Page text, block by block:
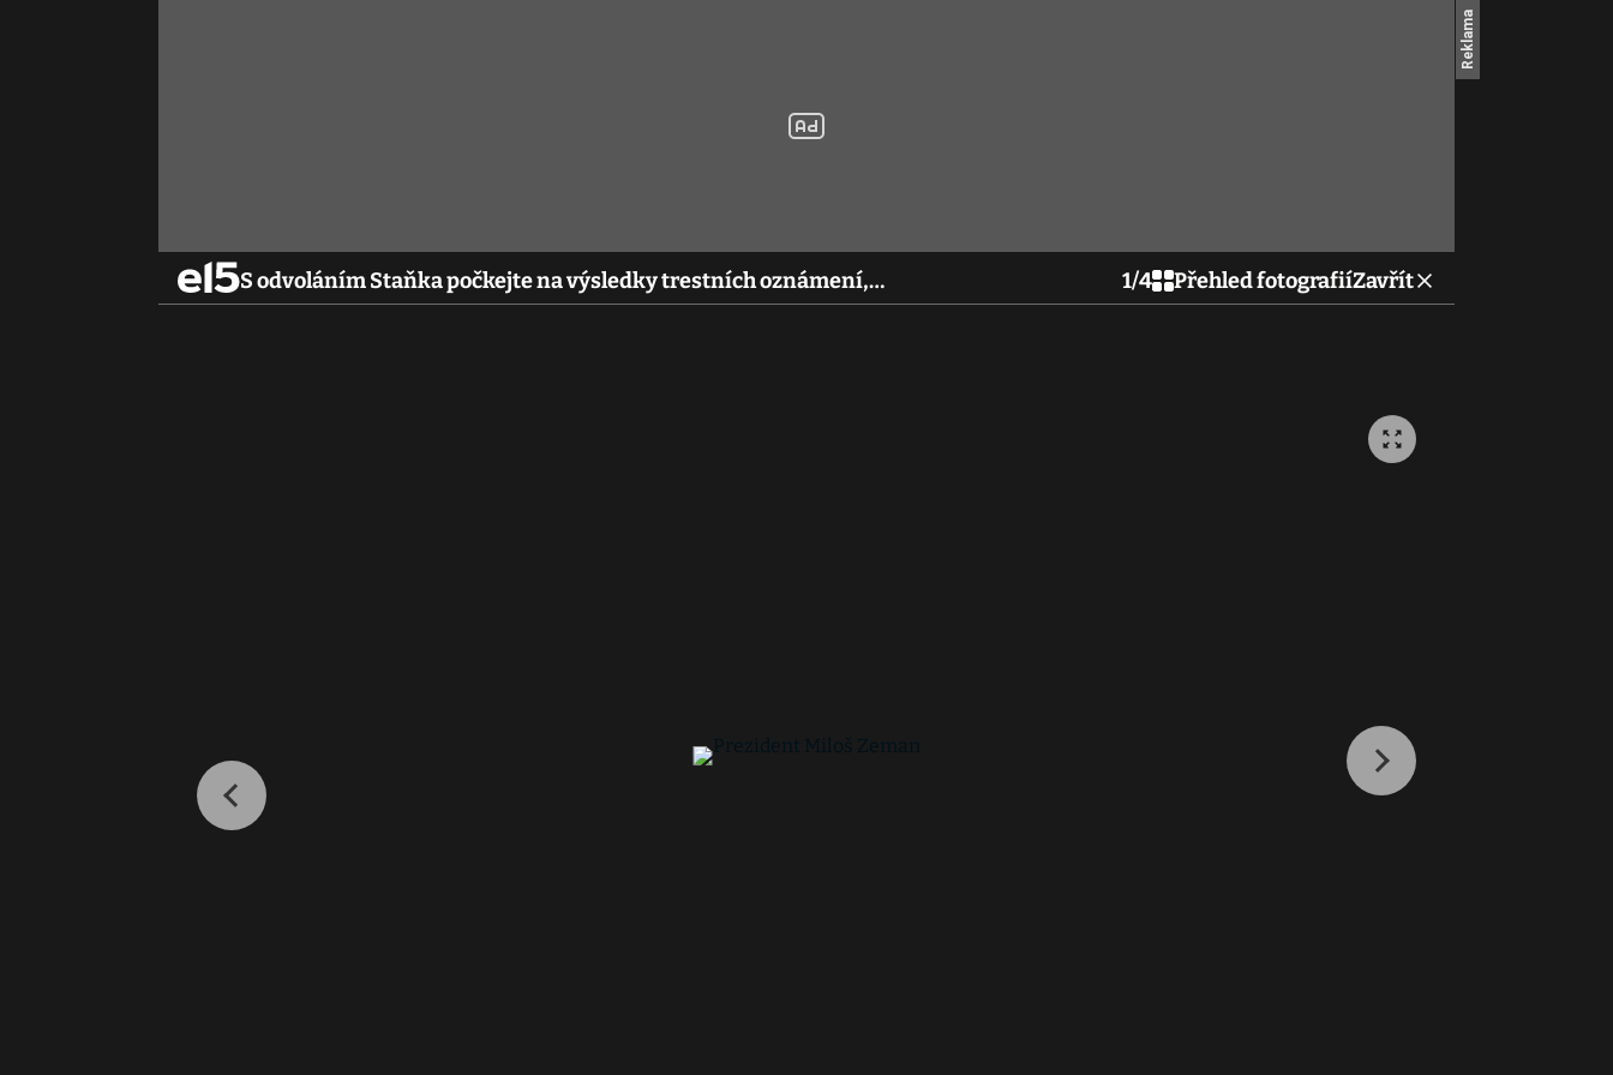
S odvoláním Staňka počkejte na výsledky trestních oznámení,… 1/4 Přehled fotografiíZavřít